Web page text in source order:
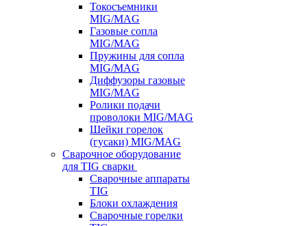
Токосъемники
MIG/MAG
Газовые сопла
MIG/MAG
Пружины для сопла
MIG/MAG
Диффузоры газовые
MIG/MAG
Ролики подачи
проволоки MIG/MAG
Шейки горелок
(гусаки) MIG/MAG
Сварочное оборудование
для TIG сварки
Сварочные аппараты
TIG
Блоки охлаждения
Сварочные горелки